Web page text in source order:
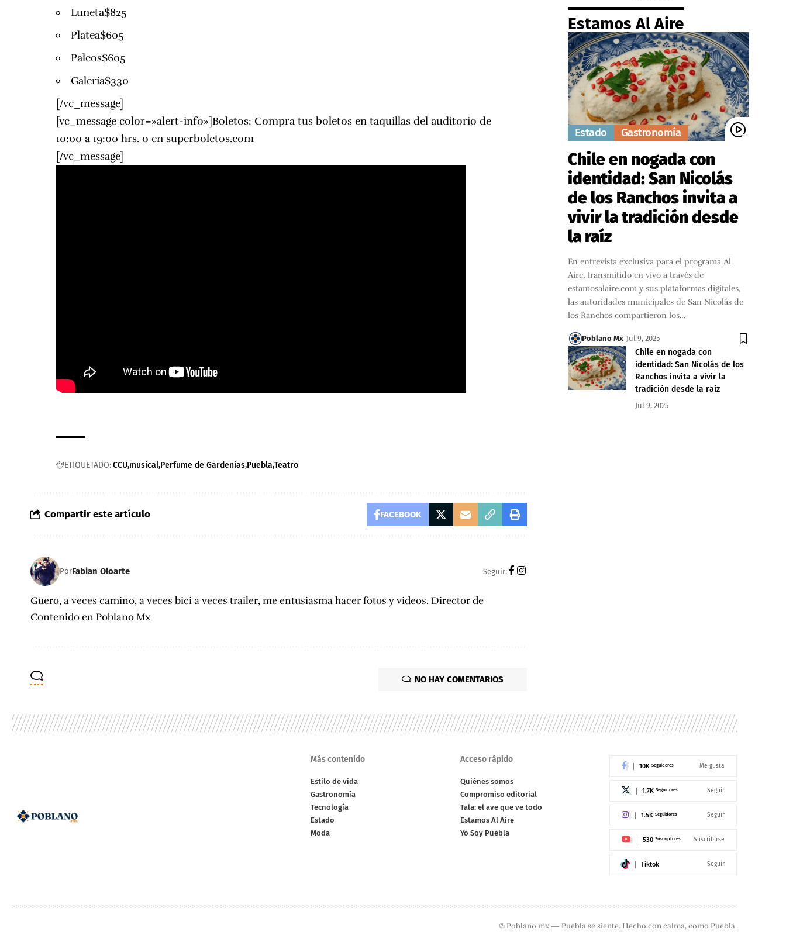
Luneta$825
Platea$605
Palcos$605
Galería$330
[/vc_message]
[vc_message color=»alert-info»]Boletos: Compra tus boletos en taquillas del auditorio de
10:00 a 19:00 hrs. o ensuperboletos.com
[/vc_message]
ETIQUETADO:CCU musical Perfume de Gardenias PueblaTeatro
Compartir este artículo FACEBOOK
PorFabian Oloarte Seguir:
Güero, a veces camino, a veces bici a veces trailer, me entusiasma hacer fotos y videos. Director de
Contenido en Poblano Mx
NO HAY COMENTARIOS
Estamos Al Aire
Estado Gastronomía
Chile en nogada con
identidad: San Nicolás
de los Ranchos invita a
vivir la tradición desde
la raíz
En entrevista exclusiva para el programa Al
Aire, transmitido en vivo a través de
estamosalaire.com y sus plataformas digitales,
las autoridades municipales de San Nicolás de
los Ranchos compartieron los…
Poblano Mx Jul 9, 2025
Chile en nogada con
identidad: San Nicolás de los
Ranchos invita a vivir la
tradición desde la raíz
Jul 9, 2025
Más contenido
Estilo de vida
Gastronomía
Tecnología
Estado
Moda
Acceso rápido
Quiénes somos
Compromiso editorial
Tala: el ave que ve todo
Estamos Al Aire
Yo Soy Puebla
10K Seguidores Me gusta
1.7K Seguidores Seguir
1.5K Seguidores Seguir
530 Suscriptores Suscribirse
Tiktok Seguir
© Poblano.mx — Puebla se siente. Hecho con calma, como Puebla.